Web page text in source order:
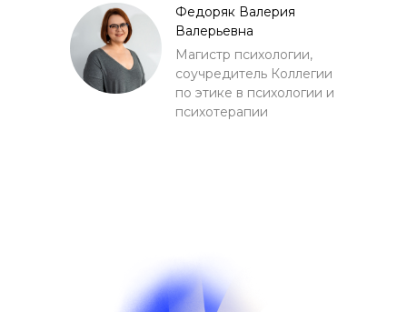
Магистр психологии,
соучредитель Коллегии
по этике в психологии и
психотерапии
Федоряк Валерия
Валерьевна